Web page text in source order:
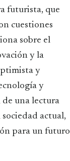
futurista, que
cuestiones
sobre el
y la
y
y
de una lectura
actual,
para un futuro